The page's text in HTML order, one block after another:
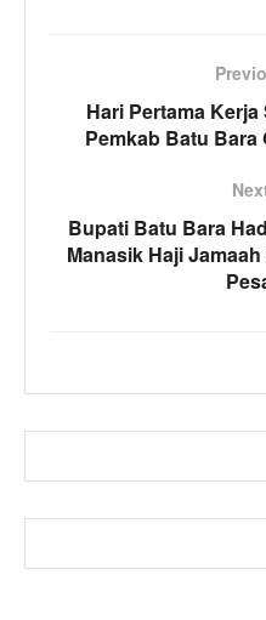
Hari Pertama
Pemkab Batu Bara
Bupati Batu Bara
Manasik Haji